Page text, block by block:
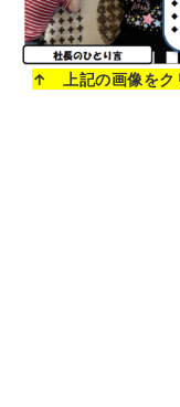
↑ 上記の画像をク